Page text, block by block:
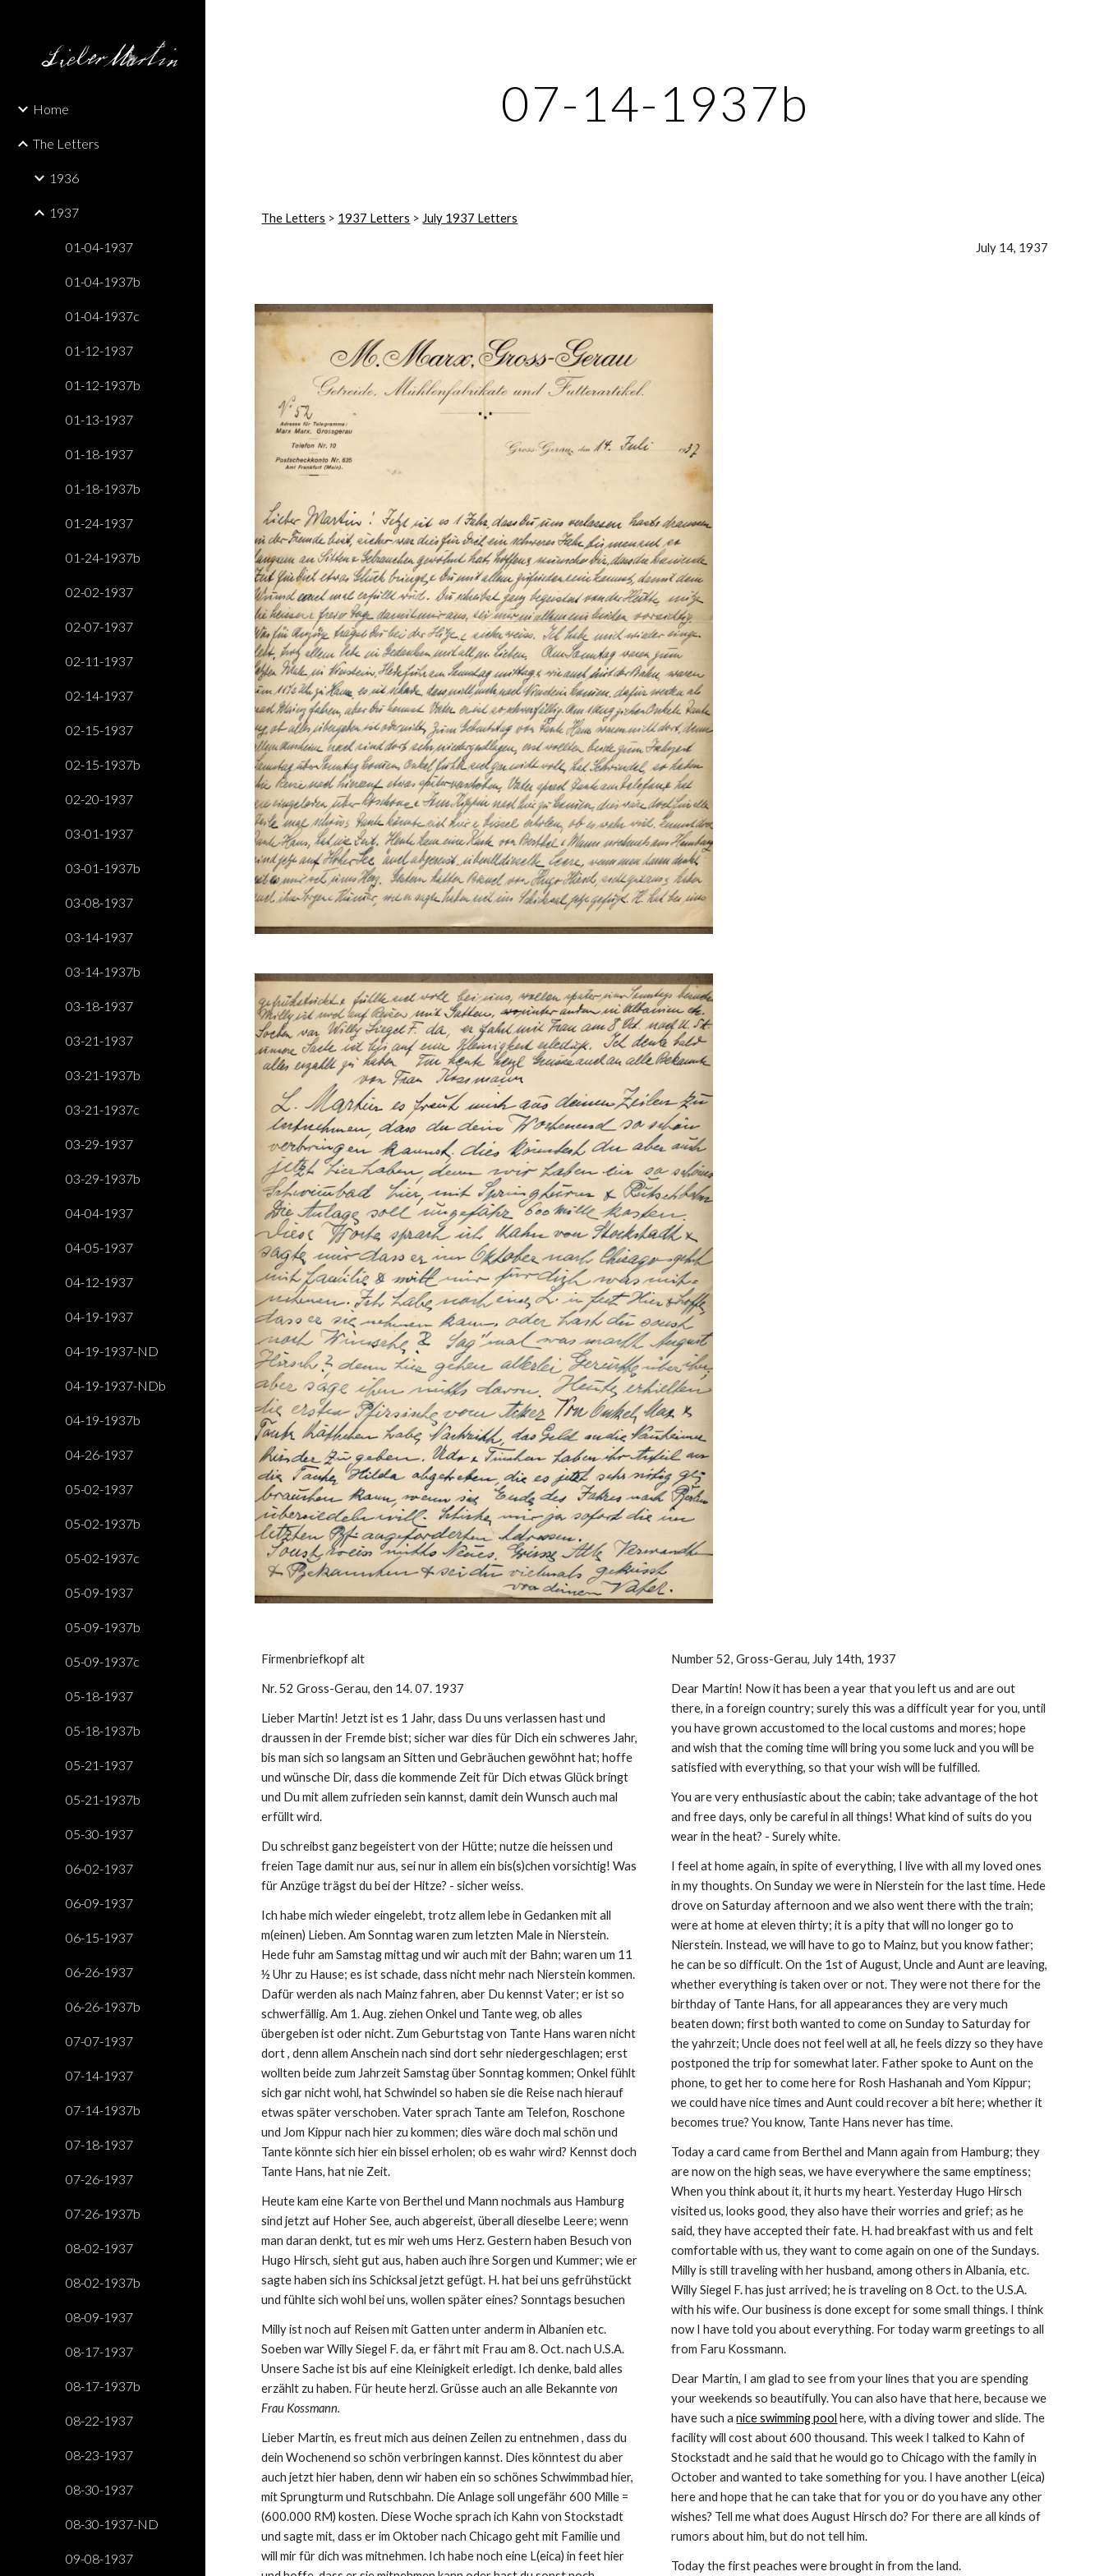
Home
The Letters
1936
1937
01-04-1937
01-04-1937b
01-04-1937c
01-12-1937
01-12-1937b
01-13-1937
01-18-1937
01-18-1937b
01-24-1937
01-24-1937b
02-02-1937
02-07-1937
02-11-1937
02-14-1937
02-15-1937
02-15-1937b
02-20-1937
03-01-1937
03-01-1937b
03-08-1937
03-14-1937
03-14-1937b
03-18-1937
03-21-1937
03-21-1937b
03-21-1937c
03-29-1937
03-29-1937b
04-04-1937
04-05-1937
04-12-1937
04-19-1937
04-19-1937-ND
04-19-1937-NDb
04-19-1937b
04-26-1937
05-02-1937
05-02-1937b
05-02-1937c
05-09-1937
05-09-1937b
05-09-1937c
05-18-1937
05-18-1937b
05-21-1937
05-21-1937b
05-30-1937
06-02-1937
06-09-1937
06-15-1937
06-26-1937
06-26-1937b
07-07-1937
07-14-1937
07-14-1937b
07-18-1937
07-26-1937
07-26-1937b
08-02-1937
08-02-1937b
08-09-1937
08-17-1937
08-17-1937b
08-22-1937
08-23-1937
08-30-1937
08-30-1937-ND
09-08-1937
07-14-1937b
The Letters > 1937 Letters > July 1937 Letters
July 14, 1937
Firmenbriefkopf alt
Nr. 52 Gross-Gerau, den 14. 07. 1937
Lieber Martin! Jetzt ist es 1 Jahr, dass Du uns verlassen hast und
draussen in der Fremde bist; sicher war dies für Dich ein schweres Jahr,
bis man sich so langsam an Sitten und Gebräuchen gewöhnt hat; hoffe
und wünsche Dir, dass die kommende Zeit für Dich etwas Glück bringt
und Du mit allem zufrieden sein kannst, damit dein Wunsch auch mal
erfüllt wird.
Du schreibst ganz begeistert von der Hütte; nutze die heissen und
freien Tage damit nur aus, sei nur in allem ein bis(s)chen vorsichtig! Was
für Anzüge trägst du bei der Hitze? - sicher weiss.
Ich habe mich wieder eingelebt, trotz allem lebe in Gedanken mit all
m(einen) Lieben. Am Sonntag waren zum letzten Male in Nierstein.
Hede fuhr am Samstag mittag und wir auch mit der Bahn; waren um 11
½ Uhr zu Hause; es ist schade, dass nicht mehr nach Nierstein kommen.
Dafür werden als nach Mainz fahren, aber Du kennst Vater; er ist so
schwerfällig. Am 1. Aug. ziehen Onkel und Tante weg, ob alles
übergeben ist oder nicht. Zum Geburtstag von Tante Hans waren nicht
dort , denn allem Anschein nach sind dort sehr niedergeschlagen; erst
wollten beide zum Jahrzeit Samstag über Sonntag kommen; Onkel fühlt
sich gar nicht wohl, hat Schwindel so haben sie die Reise nach hierauf
etwas später verschoben. Vater sprach Tante am Telefon, Roschone
und Jom Kippur nach hier zu kommen; dies wäre doch mal schön und
Tante könnte sich hier ein bissel erholen; ob es wahr wird? Kennst doch
Tante Hans, hat nie Zeit.
Heute kam eine Karte von Berthel und Mann nochmals aus Hamburg
sind jetzt auf Hoher See, auch abgereist, überall dieselbe Leere; wenn
man daran denkt, tut es mir weh ums Herz. Gestern haben Besuch von
Hugo Hirsch, sieht gut aus, haben auch ihre Sorgen und Kummer; wie er
sagte haben sich ins Schicksal jetzt gefügt. H. hat bei uns gefrühstückt
und fühlte sich wohl bei uns, wollen später eines? Sonntags besuchen
Milly ist noch auf Reisen mit Gatten unter anderm in Albanien etc.
Soeben war Willy Siegel F. da, er fährt mit Frau am 8. Oct. nach U.S.A.
Unsere Sache ist bis auf eine Kleinigkeit erledigt. Ich denke, bald alles
erzählt zu haben. Für heute herzl. Grüsse auch an alle Bekannte von
Frau Kossmann.
Lieber Martin, es freut mich aus deinen Zeilen zu entnehmen , dass du
dein Wochenend so schön verbringen kannst. Dies könntest du aber
auch jetzt hier haben, denn wir haben ein so schönes Schwimmbad hier,
mit Sprungturm und Rutschbahn. Die Anlage soll ungefähr 600 Mille =
(600.000 RM) kosten. Diese Woche sprach ich Kahn von Stockstadt
und sagte mit, dass er im Oktober nach Chicago geht mit Familie und
will mir für dich was mitnehmen. Ich habe noch eine L(eica) in feet hier
Number 52, Gross-Gerau, July 14th, 1937
Dear Martin! Now it has been a year that you left us and are out
there, in a foreign country; surely this was a difficult year for you, until
you have grown accustomed to the local customs and mores; hope
and wish that the coming time will bring you some luck and you will be
satisfied with everything, so that your wish will be fulfilled.
You are very enthusiastic about the cabin; take advantage of the hot
and free days, only be careful in all things! What kind of suits do you
wear in the heat? - Surely white.
I feel at home again, in spite of everything, I live with all my loved ones
in my thoughts. On Sunday we were in Nierstein for the last time. Hede
drove on Saturday afternoon and we also went there with the train;
were at home at eleven thirty; it is a pity that will no longer go to
Nierstein. Instead, we will have to go to Mainz, but you know father;
he can be so difficult. On the 1st of August, Uncle and Aunt are leaving,
whether everything is taken over or not. They were not there for the
birthday of Tante Hans, for all appearances they are very much
beaten down; first both wanted to come on Sunday to Saturday for
the yahrzeit; Uncle does not feel well at all, he feels dizzy so they have
postponed the trip for somewhat later. Father spoke to Aunt on the
phone, to get her to come here for Rosh Hashanah and Yom Kippur;
we could have nice times and Aunt could recover a bit here; whether it
becomes true? You know, Tante Hans never has time.
Today a card came from Berthel and Mann again from Hamburg; they
are now on the high seas, we have everywhere the same emptiness;
When you think about it, it hurts my heart. Yesterday Hugo Hirsch
visited us, looks good, they also have their worries and grief; as he
said, they have accepted their fate. H. had breakfast with us and felt
comfortable with us, they want to come again on one of the Sundays.
Milly is still traveling with her husband, among others in Albania, etc.
Willy Siegel F. has just arrived; he is traveling on 8 Oct. to the U.S.A.
with his wife. Our business is done except for some small things. I think
now I have told you about everything. For today warm greetings to all
from Faru Kossmann.
Dear Martin, I am glad to see from your lines that you are spending
your weekends so beautifully. You can also have that here, because we
have such a nice swimming pool here, with a diving tower and slide. The
facility will cost about 600 thousand. This week I talked to Kahn of
Stockstadt and he said that he would go to Chicago with the family in
October and wanted to take something for you. I have another L(eica)
here and hope that he can take that for you or do you have any other
wishes? Tell me what does August Hirsch do? For there are all kinds of
rumors about him, but do not tell him.
Today the first peaches were brought in from the land.